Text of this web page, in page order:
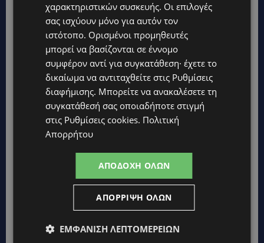
χαρακτηριστικών συσκευής. Οι επιλογές
σας ισχύουν μόνο για αυτόν τον
ιστότοπο. Ορισμένοι προμηθευτές
μπορεί να βασίζονται σε έννομο
συμφέρον αντί για συγκατάθεση· έχετε το
δικαίωμα να αντιταχθείτε στις Ρυθμίσεις
διαφήμισης. Μπορείτε να ανακαλέσετε τη
συγκατάθεσή σας οποιαδήποτε στιγμή
στις Ρυθμίσεις cookies. Πολιτική
Απορρήτου
ΑΠΟΔΟΧΉ ΌΛΩΝ
ΑΠΌΡΡΙΨΗ ΌΛΩΝ
ΕΜΦΆΝΙΣΗ ΛΕΠΤΟΜΕΡΕΙΏΝ